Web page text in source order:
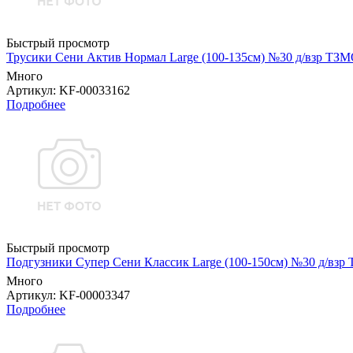
Быстрый просмотр
Трусики Сени Актив Нормал Large (100-135см) №30 д/взр
Много
Артикул: KF-00033162
Подробнее
Быстрый просмотр
Подгузники Супер Сени Классик Large (100-150см) №30 д/
Много
Артикул: KF-00003347
Подробнее